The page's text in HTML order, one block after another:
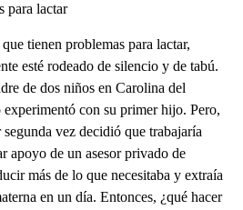
para lactar
tienen problemas para lactar,
esté rodeado de silencio y de tabú.
de dos niños en Carolina del
con su primer hijo. Pero,
vez decidió que trabajaría
apoyo de un asesor privado de
más de lo que necesitaba y extraía
en un día. Entonces, ¿qué hacer